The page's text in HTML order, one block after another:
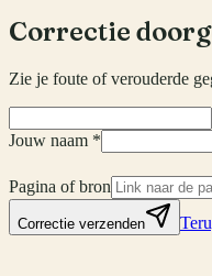
Correctie
Zie je foute of verouderde
Jouw naam *
Pagina of bron
Correctie verzenden